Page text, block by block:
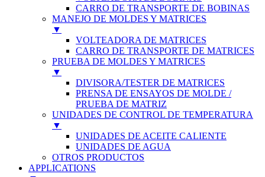
CARRO DE TRANSPORTE DE BOBINAS
MANEJO DE MOLDES Y MATRICES
▼
VOLTEADORA DE MATRICES
CARRO DE TRANSPORTE DE MATRICES
PRUEBA DE MOLDES Y MATRICES
▼
DIVISORA/TESTER DE MATRICES
PRENSA DE ENSAYOS DE MOLDE /
PRUEBA DE MATRIZ
UNIDADES DE CONTROL DE TEMPERATURA
▼
UNIDADES DE ACEITE CALIENTE
UNIDADES DE AGUA
OTROS PRODUCTOS
APPLICATIONS